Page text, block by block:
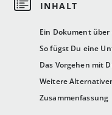
Ein Dokument
So fügst Du eine
Das Vorgehen mit
Weitere
Zusammenfassung